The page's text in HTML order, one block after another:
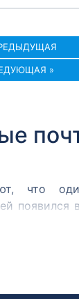
»
что
появился